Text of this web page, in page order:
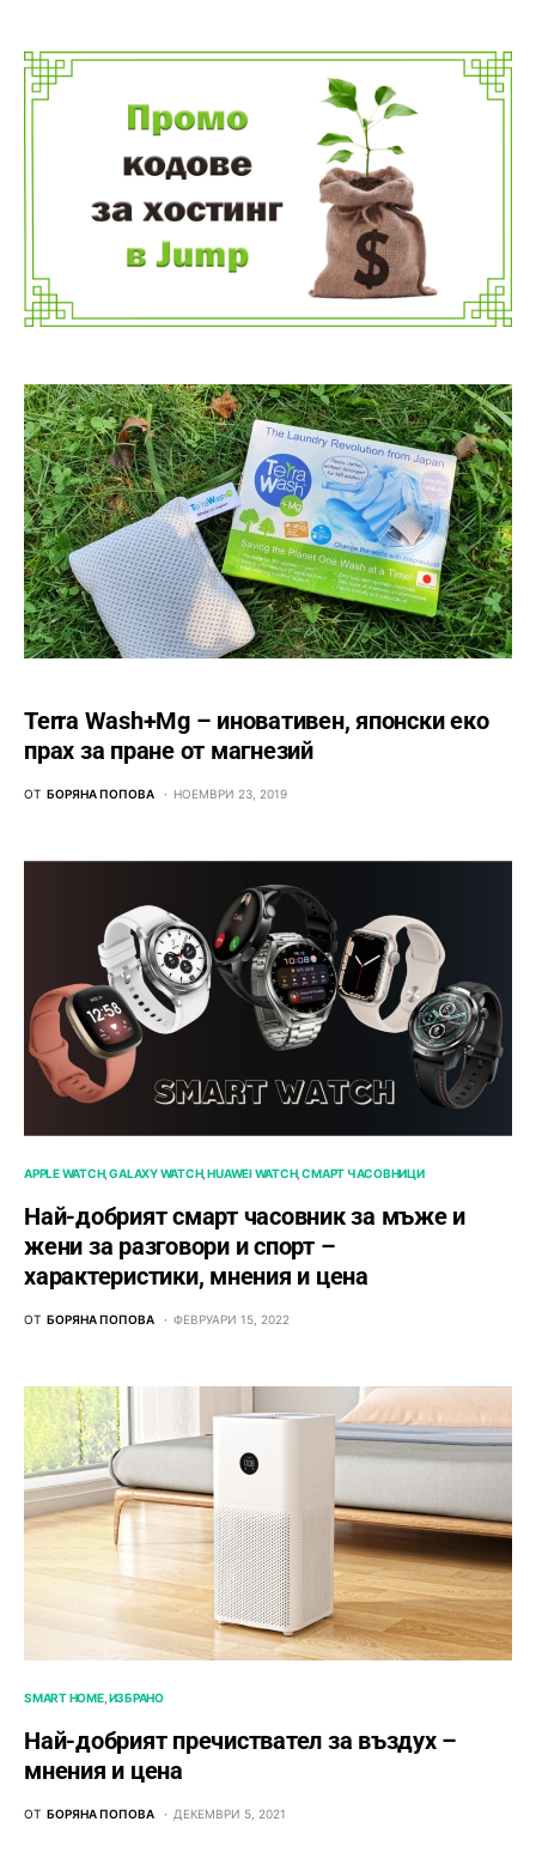
Terra Wash+Mg – иновативен, японски еко
прах за пране от магнезий
ОТ БОРЯНА ПОПОВА НОЕМВРИ 23, 2019
APPLE WATCH GALAXY WATCH HUAWEI WATCH СМАРТ ЧАСОВНИЦИ
Най-добрият смарт часовник за мъже и
жени за разговори и спорт –
характеристики, мнения и цена
ОТ БОРЯНА ПОПОВА ФЕВРУАРИ 15, 2022
SMART HOME ИЗБРАНО
Най-добрият пречиствател за въздух –
мнения и цена
ОТ БОРЯНА ПОПОВА ДЕКЕМВРИ 5, 2021